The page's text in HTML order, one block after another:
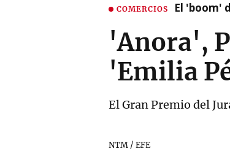
COMERCIOS El 'boom'
'Anora',
'Emilia
El Gran Premio del
NTM / EFE